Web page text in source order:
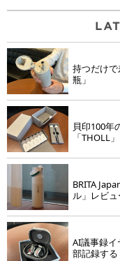
持つだけ
瓶」
貝印100年
「THOLL
BRITA
ル」レビュ
AI議事録
部記録する